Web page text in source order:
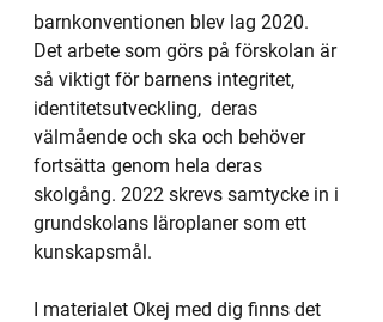
barnkonventionen blev lag 2020.
Det arbete som görs på förskolan är
så viktigt för barnens integritet,
identitetsutveckling,  deras
välmående och ska och behöver
fortsätta genom hela deras
skolgång. 2022 skrevs samtycke in i
grundskolans läroplaner som ett
kunskapsmål.
I materialet Okej med dig finns det